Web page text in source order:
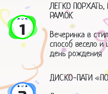
1
ЛЕГКО
РАМОК
Вечеринка в
способ весело
день рождения
ДИСКО-ПАТИ